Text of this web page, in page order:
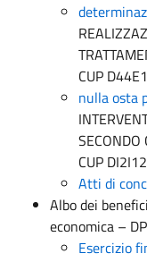
CUP
nulla osta
CUP
Atti di
Albo dei
economica –
Esercizio